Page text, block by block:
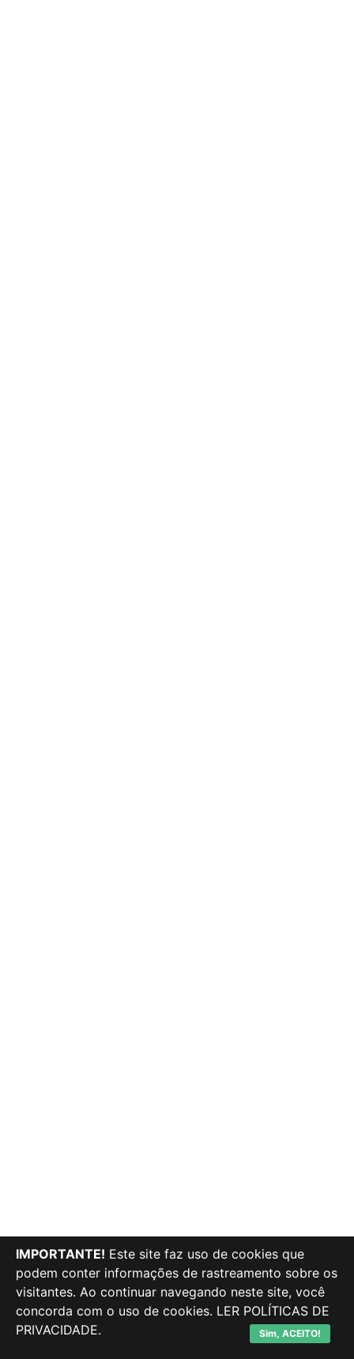
IMPORTANTE! Este site faz uso de cookies que
podem conter informações de rastreamento sobre os
visitantes. Ao continuar navegando neste site, você
concorda com o uso de cookies. LER POLÍTICAS DE
PRIVACIDADE.
Sim, ACEITO!